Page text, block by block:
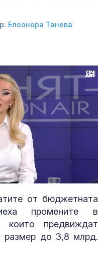
Елеонора Танева
от бюджетната
промените в
които предвиждат
размер до 3,8 млрд.